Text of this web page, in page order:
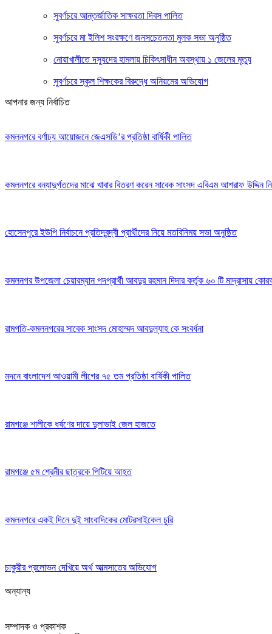
সুবর্ণচরে আন্তর্জাতিক সাক্ষরতা দিবস পালিত
সুবর্ণচরে মা ইলিশ সংরক্ষণে জনসচেতনতা মুলক সভা অনুষ্ঠিত
নোয়াখালীতে দস্যুদের হামলায় চিকিৎসাধীন অবস্থায় ১ জেলের মৃত্যু
সুবর্ণচরে স্কুল শিক্ষকের বিরুদ্ধে অনিয়মের অভিযোগ
আপনার জন্য নির্বাচিত
কমলনগরে বর্ণাঢ্য আয়োজনে জেএসডি’র প্রতিষ্ঠা বার্ষিকী পালিত
কমলনগরে বন্যাদুর্গতদের মাঝে খাবার বিতরণ করেন সাবেক সাংসদ এবিএম আশরাফ উদ্দিন
হোসেনপুরে ইউপি নির্বাচনে প্রতিদ্বন্দ্বী প্রার্থীদের নিয়ে মতবিনিময় সভা অনুষ্ঠিত
কমলনগর উপজেলা চেয়ারম্যান পদপ্রার্থী আবদুর রহমান দিদার কর্তৃক ৬০ টি মাদ্রাসায়
রামগতি-কমলনগরের সাবেক সাংসদ মোহাম্মদ আবদুল্যাহ কে সংবর্ধনা
মদনে বাংলাদেশ আওয়ামী লীগের ৭৫ তম প্রতিষ্ঠা বার্ষিকী পালিত
রামগঞ্জে শালীকে ধর্ষণের দায়ে দুলাভাই জেল হাজতে
রামগঞ্জে ৫ম শ্রেনীর ছাত্রকে পিটিয়ে আহত
কমলনগরে একই দিনে দুই সাংবাদিকের মোটরসাইকেল চুরি
চাকুরীর প্রলোভন দেখিয়ে অর্থ আত্মসাতের অভিযোগ
অন্যান্য
সম্পাদক ও প্রকাশক